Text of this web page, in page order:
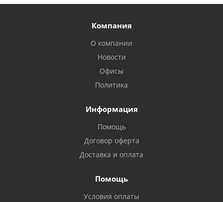
Компания
О компании
Новости
Офисы
Политика
Информация
Помощь
Договор оферта
Доставка и оплата
Помощь
Условия оплаты